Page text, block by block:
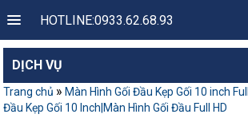
HOTLINE:0933.62.68.93
DỊCH VỤ
Trang chủ » Màn Hình Gối Đầu Kẹp Gối 10 inch
Đầu Kẹp Gối 10 Inch|Màn Hình Gối Đầu Full HD